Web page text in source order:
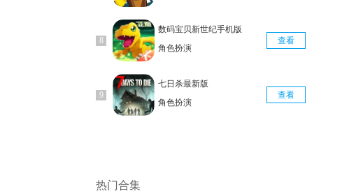
数码宝贝新世纪手机版
角色扮演
查看
七日杀最新版
角色扮演
查看
热门合集